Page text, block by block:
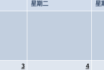
星期二 星
3
4